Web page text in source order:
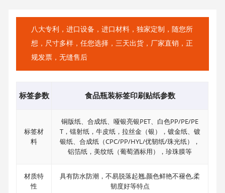
八大专利，进口设备，进口材料，独家定制，随您所
想，尺寸多样，任您选择，三天出货，厂家直销，正
规发票，无缝售后
标签参数 食品瓶装标签印刷贴纸参数
标签材
料
铜版纸、合成纸、哑银亮银PET、白色PP/PE/PE
T，镭射纸，牛皮纸，拉丝金（银），镀金纸、镀
银纸、合成纸（CPC/PP/HYL/优韧纸/珠光纸），
铝箔纸，美纹纸（葡萄酒标用），珍珠膜等
材质特
性
具有防水防潮，不易脱落起翘,颜色鲜艳不褪色,柔
韧度好等特点